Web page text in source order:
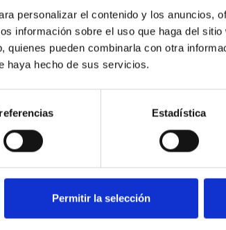
personalizar el contenido y los anuncios,
información sobre el uso que haga del
quienes pueden combinarla con otra
haya hecho de sus servicios.
Estadística
Permitir la selección
SOLICITA INFORMACIÓN